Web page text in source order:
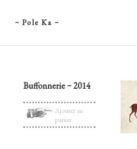
~ Pole Ka ~
Buffonnerie ~ 2014
Ajouter au
panier